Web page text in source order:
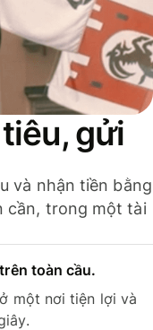
gửi
và nhận tiền bằng
cần, trong một tài
toàn cầu.
một nơi tiện lợi và